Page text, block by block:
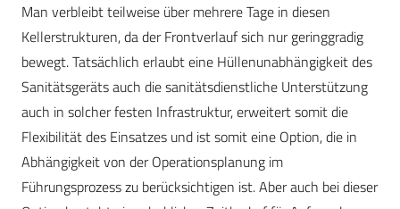
Man verbleibt teilweise über mehrere Tage in diesen
Kellerstrukturen, da der Frontverlauf sich nur geringgradig
bewegt. Tatsächlich erlaubt eine Hüllenunabhängigkeit des
Sanitätsgeräts auch die sanitätsdienstliche Unterstützung
auch in solcher festen Infrastruktur, erweitert somit die
Flexibilität des Einsatzes und ist somit eine Option, die in
Abhängigkeit von der Operationsplanung im
Führungsprozess zu berücksichtigen ist. Aber auch bei dieser